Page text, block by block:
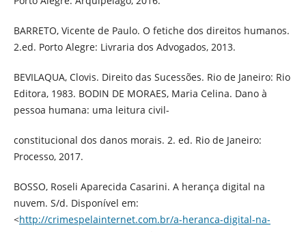
BARRETO, Vicente de Paulo. O fetiche dos direitos humanos.
2.ed. Porto Alegre: Livraria dos Advogados, 2013.
BEVILAQUA, Clovis. Direito das Sucessões. Rio de Janeiro: Rio
Editora, 1983. BODIN DE MORAES, Maria Celina. Dano à
pessoa humana: uma leitura civil-
constitucional dos danos morais. 2. ed. Rio de Janeiro:
Processo, 2017.
BOSSO, Roseli Aparecida Casarini. A herança digital na
nuvem. S/d. Disponível em:
<http://crimespelainternet.com.br/a-heranca-digital-na-